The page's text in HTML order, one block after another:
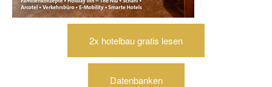
2x hotelbau gratis lesen
Datenbanken